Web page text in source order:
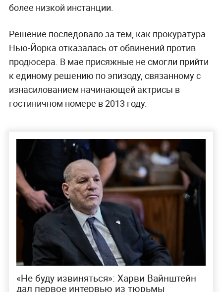
более низкой инстанции.
Решение последовало за тем, как прокуратура
Нью-Йорка отказалась от обвинений против
продюсера. В мае присяжные не смогли прийти
к единому решению по эпизоду, связанному с
изнасилованием начинающей актрисы в
гостиничном номере в 2013 году.
«Не буду извиняться»: Харви Вайнштейн
дал первое интервью из тюрьмы